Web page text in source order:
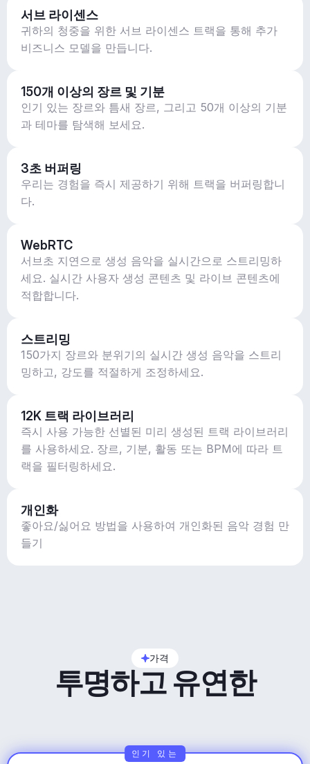
서브 라이센스
귀하의 청중을 위한 서브 라이센스 트랙을 통해 추가
비즈니스 모델을 만듭니다.
150개 이상의 장르 및 기분
인기 있는 장르와 틈새 장르, 그리고 50개 이상의 기분
과 테마를 탐색해 보세요.
3초 버퍼링
우리는 경험을 즉시 제공하기 위해 트랙을 버퍼링합니
다.
WebRTC
서브초 지연으로 생성 음악을 실시간으로 스트리밍하
세요. 실시간 사용자 생성 콘텐츠 및 라이브 콘텐츠에
적합합니다.
스트리밍
150가지 장르와 분위기의 실시간 생성 음악을 스트리
밍하고, 강도를 적절하게 조정하세요.
12K 트랙 라이브러리
즉시 사용 가능한 선별된 미리 생성된 트랙 라이브러리
를 사용하세요. 장르, 기분, 활동 또는 BPM에 따라 트
랙을 필터링하세요.
개인화
좋아요/싫어요 방법을 사용하여 개인화된 음악 경험 만
들기
가격
투명하고 유연한
인기 있는